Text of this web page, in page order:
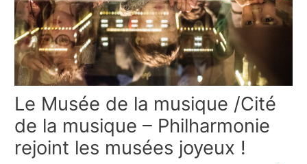
Le Musée de la musique /Cité
de la musique – Philharmonie
rejoint les musées joyeux !